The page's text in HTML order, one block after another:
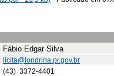
Fábio Edgar Silva
licita@londrina.pr.gov.br
(43) 3372-4401